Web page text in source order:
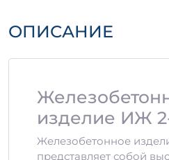
ОПИСАНИЕ
изделие ИЖ
Железобетонное
представляет собой